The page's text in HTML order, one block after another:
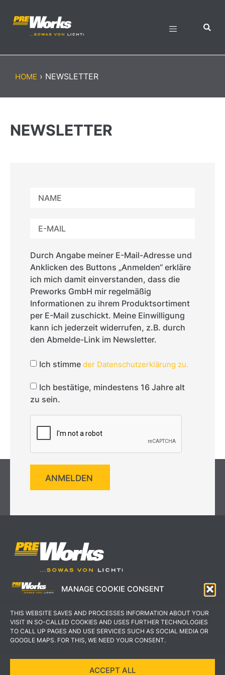
MANAGE COOKIE CONSENT
THIS WEBSITE SAVES AND PROCESSES INFORMATION ABOUT YOUR
VISIT IN SO-CALLED COOKIES AND USES FURTHER TECHNOLOGIES
TO CALL UP PAGES AND USE SERVICES SUCH AS SOCIAL MEDIA OR
GOOGLE MAPS. FOR THIS, WE NEED YOUR CONSENT.
ACCEPT ALL
HOME › NEWSLETTER
NEWSLETTER
Durch Angabe meiner E-Mail-Adresse und
Anklicken des Buttons „Anmelden“ erkläre
ich mich damit einverstanden, dass die
Preworks GmbH mir regelmäßig
Informationen zu ihrem Produktsortiment
per E-Mail zuschickt. Meine Einwilligung
kann ich jederzeit widerrufen, z.B. durch
den Abmelde-Link im Newsletter.
Ich stimme der Datenschutzerklärung zu.
Ich bestätige, mindestens 16 Jahre alt
zu sein.
ANMELDEN
DATENSCHUTZERKLÄRUNG
KONTAKT